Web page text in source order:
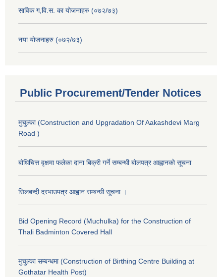
साविक ग,वि.स. का योजनाहरु (०७२/७३)
नया योजनाहरु (०७२/७३)
Public Procurement/Tender Notices
मुचुल्का (Construction and Upgradation Of Aakashdevi Marg
Road )
बोधिचित्त वृक्षमा फलेका दाना बिक्री गर्ने सम्बन्धी बोलपत्र आह्वानको सूचना
सिलबन्दी दरभाउपत्र आह्वान सम्बन्धी सूचना ।
Bid Opening Record (Muchulka) for the Construction of
Thali Badminton Covered Hall
मुचुल्का सम्बन्धमा (Construction of Birthing Centre Building at
Gothatar Health Post)